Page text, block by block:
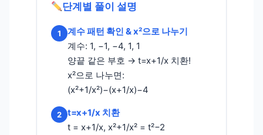
단계별 풀이 설명
1
계수 패턴 확인 & x²으로 나누기
계수: 1, −1, −4, 1, 1
양끝 같은 부호 → t=x+1/x 치환!
x²으로 나누면:
(x²+1/x²)−(x+1/x)−4
2
t=x+1/x 치환
t = x+1/x, x²+1/x² = t²−2